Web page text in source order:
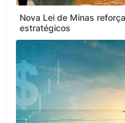
Nova Lei de Minas
estratégicos